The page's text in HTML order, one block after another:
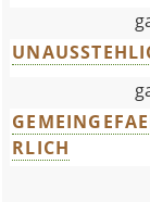
RLICH